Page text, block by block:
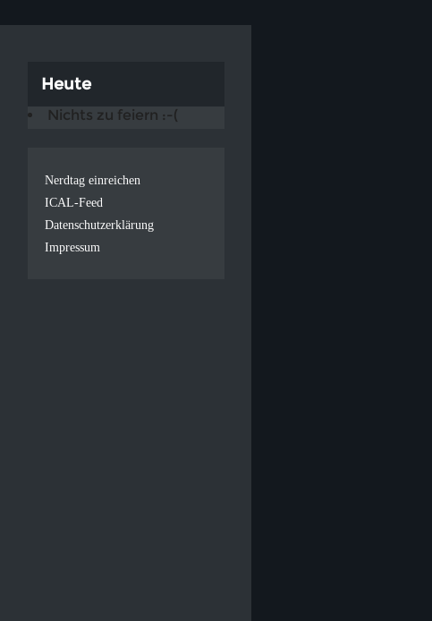
Heute
Nichts zu feiern :-(
Nerdtag einreichen
ICAL-Feed
Datenschutzerklärung
Impressum